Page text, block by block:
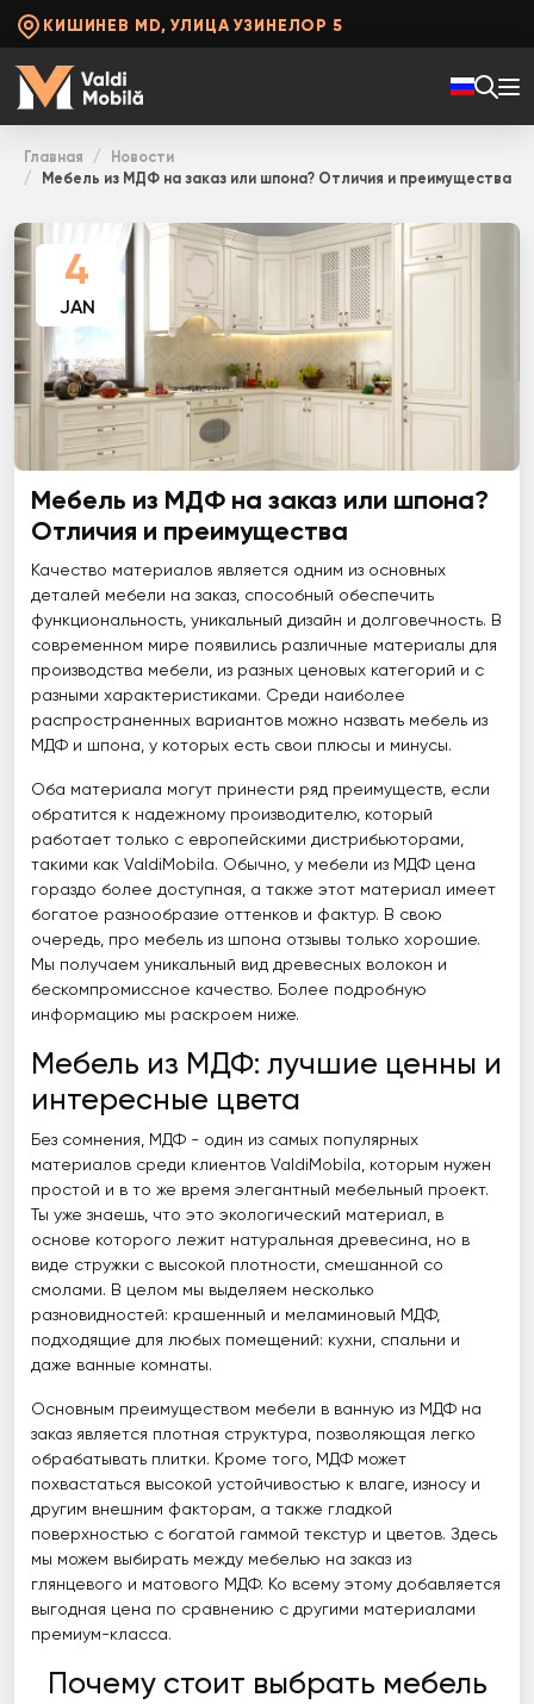
КИШИНЕВ MD, УЛИЦА УЗИНЕЛОР 5
Главная
Новости
Мебель из МДФ на заказ или шпона? Отличия и преимущества
4
JAN
Мебель из МДФ на заказ или шпона?
Отличия и преимущества
Качество материалов является одним из основных
деталей мебели на заказ, способный обеспечить
функциональность, уникальный дизайн и долговечность. В
современном мире появились различные материалы для
производства мебели, из разных ценовых категорий и с
разными характеристиками. Среди наиболее
распространенных вариантов можно назвать мебель из
МДФ и шпона, у которых есть свои плюсы и минусы.
Оба материала могут принести ряд преимуществ, если
обратится к надежному производителю, который
работает только с европейскими дистрибьюторами,
такими как ValdiMobila. Обычно, у мебели из МДФ цена
гораздо более доступная, а также этот материал имеет
богатое разнообразие оттенков и фактур. В свою
очередь, про мебель из шпона отзывы только хорошие.
Мы получаем уникальный вид древесных волокон и
бескомпромиссное качество. Более подробную
информацию мы раскроем ниже.
Мебель из МДФ: лучшие ценны и
интересные цвета
Без сомнения, МДФ - один из самых популярных
материалов среди клиентов ValdiMobila, которым нужен
простой и в то же время элегантный мебельный проект.
Ты уже знаешь, что это экологический материал, в
основе которого лежит натуральная древесина, но в
виде стружки с высокой плотности, смешанной со
смолами. В целом мы выделяем несколько
разновидностей: крашенный и меламиновый МДФ,
подходящие для любых помещений: кухни, спальни и
даже ванные комнаты.
Основным преимуществом мебели в ванную из МДФ на
заказ является плотная структура, позволяющая легко
обрабатывать плитки. Кроме того, МДФ может
похвастаться высокой устойчивостью к влаге, износу и
другим внешним факторам, а также гладкой
поверхностью с богатой гаммой текстур и цветов. Здесь
мы можем выбирать между мебелью на заказ из
глянцевого и матового МДФ. Ко всему этому добавляется
выгодная цена по сравнению с другими материалами
премиум-класса.
Почему стоит выбрать мебель